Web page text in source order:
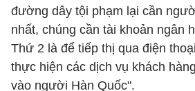
đường dây tội phạm lại cần
nhất, chúng cần tài khoản ngân
Thứ 2 là để tiếp thị qua điện
thực hiện các dịch vụ khách
vào người Hàn Quốc".